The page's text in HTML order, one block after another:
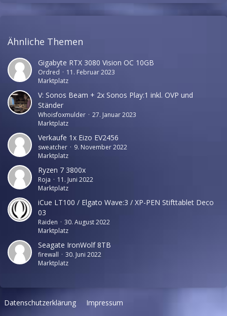
Ähnliche Themen
Gigabyte RTX 3080 Vision OC 10GB
Ordred
11. Februar 2023
Marktplatz
V: Sonos Beam + 2x Sonos Play:1 inkl. OVP und
Ständer
Whoisfoxmulder
27. Januar 2023
Marktplatz
Verkaufe 1x Eizo EV2456
sweatcher
9. November 2022
Marktplatz
Ryzen 7 3800x
Roja
11. Juni 2022
Marktplatz
iCue LT100 / Elgato Wave:3 / XP-PEN Stifttablet Deco
03
Raiden
30. August 2022
Marktplatz
Seagate IronWolf 8TB
firewall
30. Juni 2022
Marktplatz
Datenschutzerklärung Impressum